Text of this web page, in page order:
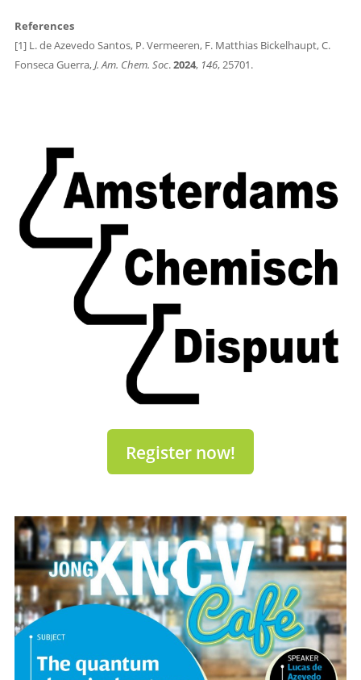
References
[1] L. de Azevedo Santos, P. Vermeeren, F. Matthias Bickelhaupt, C.
Fonseca Guerra,J. Am. Chem. Soc.2024, 146, 25701.
Register now!